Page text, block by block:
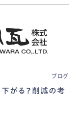
ブログ
がる？削減の考